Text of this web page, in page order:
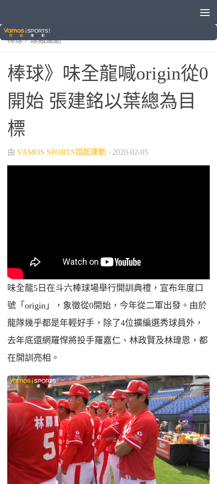
VAMOS自製節目
棒球 / 球類運動
棒球》味全龍喊origin從0
開始 張建銘以葉總為目
標
由 VAMOS SPORTS翊起運動 · 2020-02-05
味全龍5日在斗六棒球場舉行開訓典禮，宣布年度口
號「origin」，象徵從0開始，今年從二軍出發。由於
龍隊幾乎都是年輕好手，除了4位擴編選秀球員外，
去年底還網羅悍將投手羅嘉仁、林政賢及林瑋恩，都
在開訓亮相。